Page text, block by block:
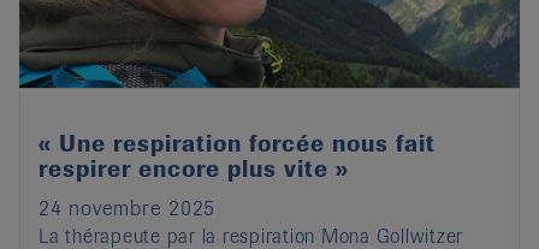
« Une respiration forcée nous fait
respirer encore plus vite »
24 novembre 2025
La thérapeute par la respiration Mona Gollwitzer